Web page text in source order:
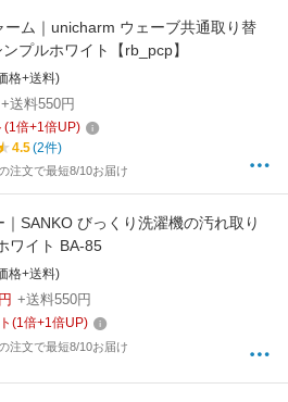
ーム｜unicharm ウェーブ共通取り替
プルホワイト【rb_pcp】
格+送料)
+送料550円
(1倍+1倍UP)
4.5(2件)
注文で最短8/10お届け
｜SANKO びっくり洗濯機の汚れ取り
ワイト BA-85
格+送料)
円 +送料550円
(1倍+1倍UP)
注文で最短8/10お届け